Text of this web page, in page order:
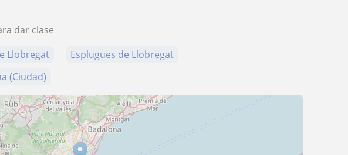
dar clase
Llobregat
Esplugues de Llobregat
(Ciudad)